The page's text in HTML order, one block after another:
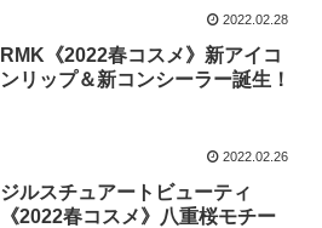
2022.02.28
RMK《2022春コスメ》新アイコ
ンリップ＆新コンシーラー誕生！
2022.02.26
ジルスチュアートビューティ
《2022春コスメ》八重桜モチー